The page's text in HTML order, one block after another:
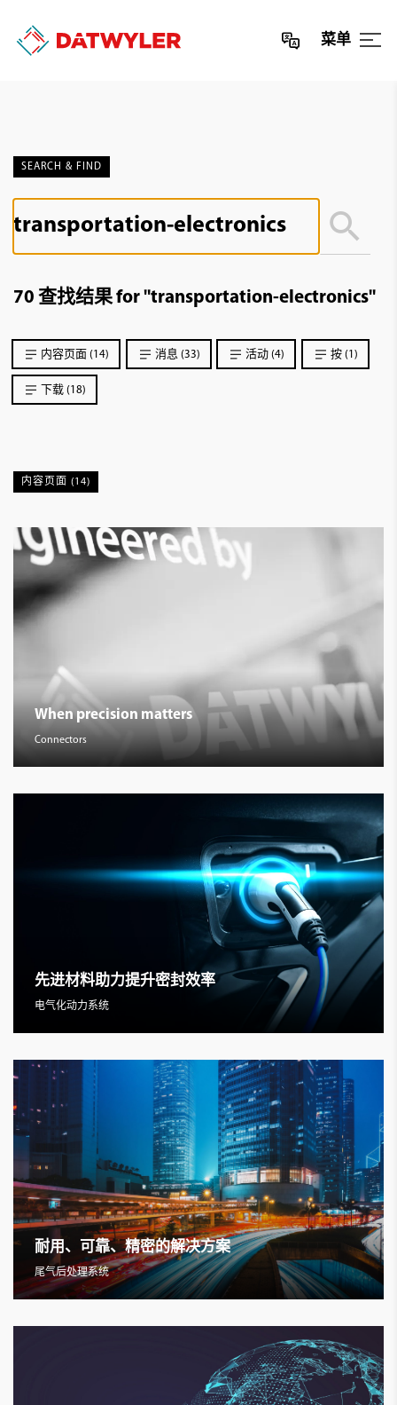
菜单
SEARCH & FIND
70 查找结果 for "transportation-electronics"
内容页面 (14) 消息 (33) 活动 (4) 按 (1)
下载 (18)
内容页面 (14)
When precision matters
Connectors
先进材料助力提升密封效率
电气化动力系统
耐用、可靠、精密的解决方案
尾气后处理系统